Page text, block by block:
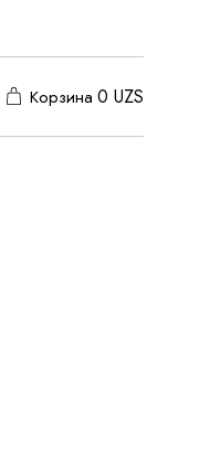
Корзина 0 UZS